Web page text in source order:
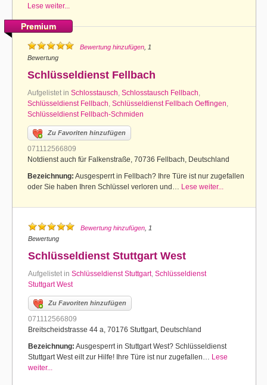
Lese weiter...
Premium
Bewertung hinzufügen , 1
Bewertung
Schlüsseldienst Fellbach
Aufgelistet in Schlosstausch, Schlosstausch Fellbach,
Schlüsseldienst Fellbach, Schlüsseldienst Fellbach Oeffingen,
Schlüsseldienst Fellbach-Schmiden
Zu Favoriten hinzufügen
071112566809
Notdienst auch für Falkenstraße, 70736 Fellbach, Deutschland
Bezeichnung: Ausgesperrt in Fellbach? Ihre Türe ist nur zugefallen
oder Sie haben Ihren Schlüssel verloren und… Lese weiter...
Bewertung hinzufügen , 1
Bewertung
Schlüsseldienst Stuttgart West
Aufgelistet in Schlüsseldienst Stuttgart, Schlüsseldienst
Stuttgart West
Zu Favoriten hinzufügen
071112566809
Breitscheidstrasse 44 a, 70176 Stuttgart, Deutschland
Bezeichnung: Ausgesperrt in Stuttgart West? Schlüsseldienst
Stuttgart West eilt zur Hilfe! Ihre Türe ist nur zugefallen… Lese
weiter...